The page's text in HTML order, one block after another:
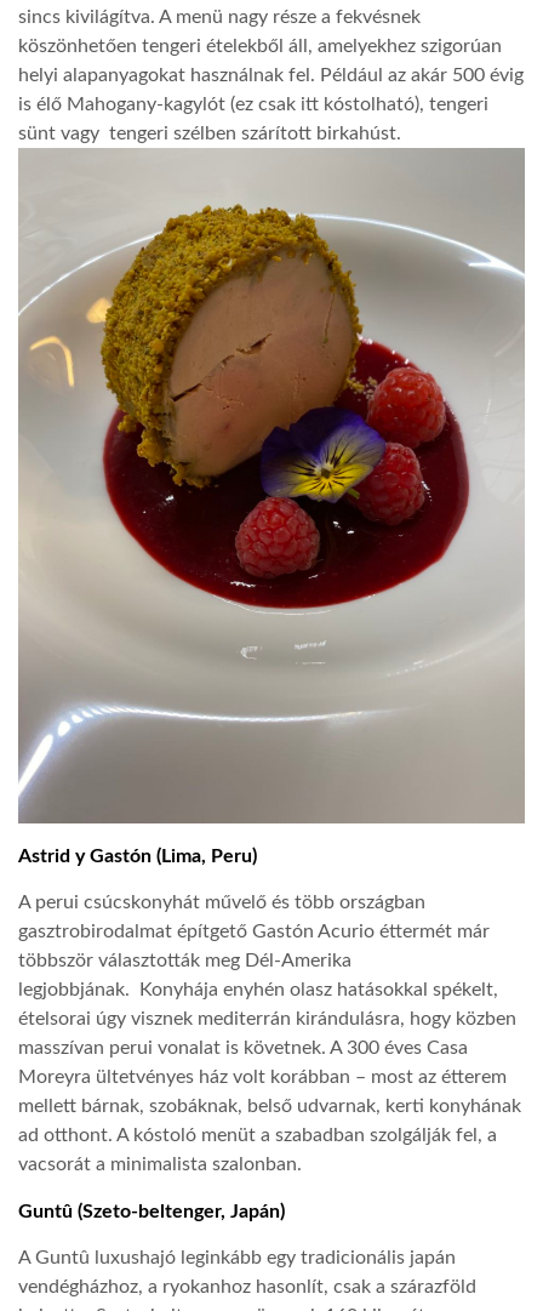
sincs kivilágítva. A menü nagy része a fekvésnek
köszönhetően tengeri ételekből áll, amelyekhez szigorúan
helyi alapanyagokat használnak fel. Például az akár 500 évig
is élő Mahogany-kagylót (ez csak itt kóstolható), tengeri
sünt vagy tengeri szélben szárított birkahúst.
Astrid y Gastón (Lima, Peru)
A perui csúcskonyhát művelő és több országban
gasztrobirodalmat építgető Gastón Acurio éttermét már
többször választották meg Dél-Amerika
legjobbjának. Konyhája enyhén olasz hatásokkal spékelt,
ételsorai úgy visznek mediterrán kirándulásra, hogy közben
masszívan perui vonalat is követnek. A 300 éves Casa
Moreyra ültetvényes ház volt korábban – most az étterem
mellett bárnak, szobáknak, belső udvarnak, kerti konyhának
ad otthont. A kóstoló menüt a szabadban szolgálják fel, a
vacsorát a minimalista szalonban.
Guntû (Szeto-beltenger, Japán)
A Guntû luxushajó leginkább egy tradicionális japán
vendégházhoz, a ryokanhoz hasonlít, csak a szárazföld